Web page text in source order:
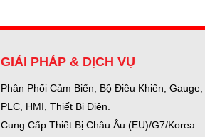
GIẢI PHÁP & DỊCH VỤ
Phân Phối Cảm Biến, Bộ Điều Khiển, Gauge,
PLC, HMI, Thiết Bị Điện.
Cung Cấp Thiết Bị Châu Âu (EU)/G7/Korea.